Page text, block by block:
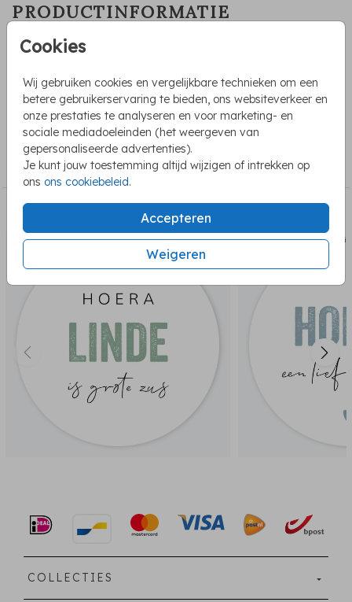
Cookies
Wij gebruiken cookies en vergelijkbare technieken om een
betere gebruikerservaring te bieden, ons websiteverkeer en
onze prestaties te analyseren en voor marketing- en
sociale mediadoeleinden (het weergeven van
gepersonaliseerde advertenties).
Je kunt jouw toestemming altijd wijzigen of intrekken op
ons ons cookiebeleid.
Accepteren
Weigeren
PRODUCTINFORMATIE
OMSCHRIJVING
sticker kan je zelf bewerken in onze editor. Zo kan je
bijvoorbeeld ook een naam toevoegen.
COLLECTIE
Sluitstickers geboorte
sluitzegel
COLLECTIES